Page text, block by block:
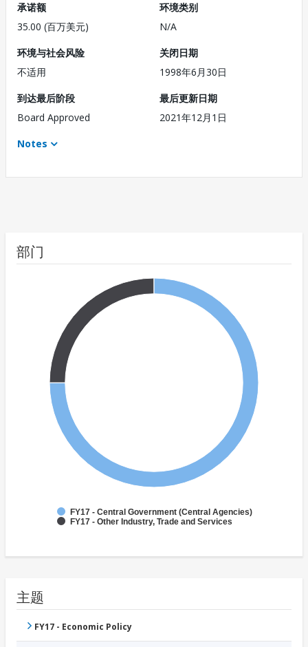
承诺额
35.00 (百万美元)
环境类别
N/A
环境与社会风险
不适用
关闭日期
1998年6月30日
到达最后阶段
Board Approved
最后更新日期
2021年12月1日
Notes
部门
FY17 - Central Government (Central Agencies)
FY17 - Other Industry, Trade and Services
主题
FY17 - Economic Policy